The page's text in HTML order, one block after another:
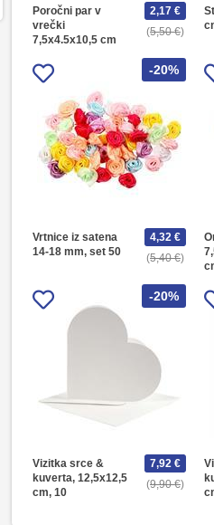
Poročni par v
vrečki
7,5x4.5x10,5 cm
5,50 €
2,17 €
-20%
Vrtnice iz satena
14-18 mm, set 50
5,40 €
4,32 €
-20%
Vizitka srce &
kuverta, 12,5x12,5
cm, 10
9,90 €
7,92 €